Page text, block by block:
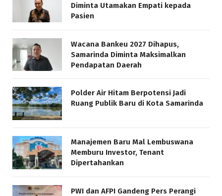
Diminta Utamakan Empati kepada
Pasien
Wacana Bankeu 2027 Dihapus,
Samarinda Diminta Maksimalkan
Pendapatan Daerah
Polder Air Hitam Berpotensi Jadi
Ruang Publik Baru di Kota Samarinda
Manajemen Baru Mal Lembuswana
Memburu Investor, Tenant
Dipertahankan
PWI dan AFPI Gandeng Pers Perangi